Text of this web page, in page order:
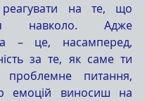
реагувати на те, що
навколо. Адже
– це, насамперед,
за те, як саме ти
проблемне питання,
емоцій виносиш на